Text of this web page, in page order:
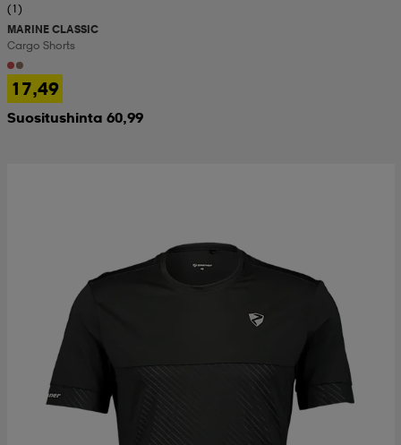
(1)
MARINE CLASSIC
Cargo Shorts
17,49
Suositushinta 60,99